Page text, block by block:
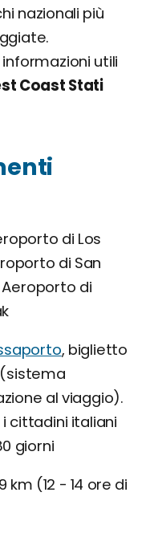
nazionali più
utili
Coast Stati
di Los
di San
di
, biglietto
(sistema
al viaggio).
cittadini italiani
giorni
km (12 - 14 ore di